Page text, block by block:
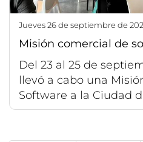
jueves 26 de septiembre de
Misión comercial de
Del 23 al 25 de
llevó a cabo una
Software a la Ciudad